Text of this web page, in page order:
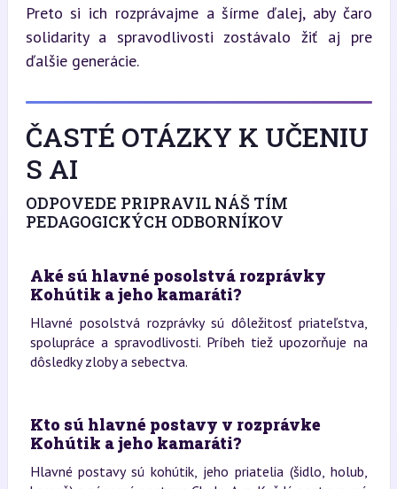
Preto si ich rozprávajme a šírme ďalej, aby čaro
solidarity a spravodlivosti zostávalo žiť aj pre
ďalšie generácie.
ČASTÉ OTÁZKY K UČENIU
S AI
ODPOVEDE PRIPRAVIL NÁŠ TÍM
PEDAGOGICKÝCH ODBORNÍKOV
Aké sú hlavné posolstvá rozprávky
Kohútik a jeho kamaráti?
Hlavné posolstvá rozprávky sú dôležitosť priateľstva,
spolupráce a spravodlivosti. Príbeh tiež upozorňuje na
dôsledky zloby a sebectva.
Kto sú hlavné postavy v rozprávke
Kohútik a jeho kamaráti?
Hlavné postavy sú kohútik, jeho priatelia (šidlo, holub,